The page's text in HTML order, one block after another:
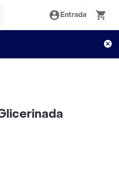
Entrada